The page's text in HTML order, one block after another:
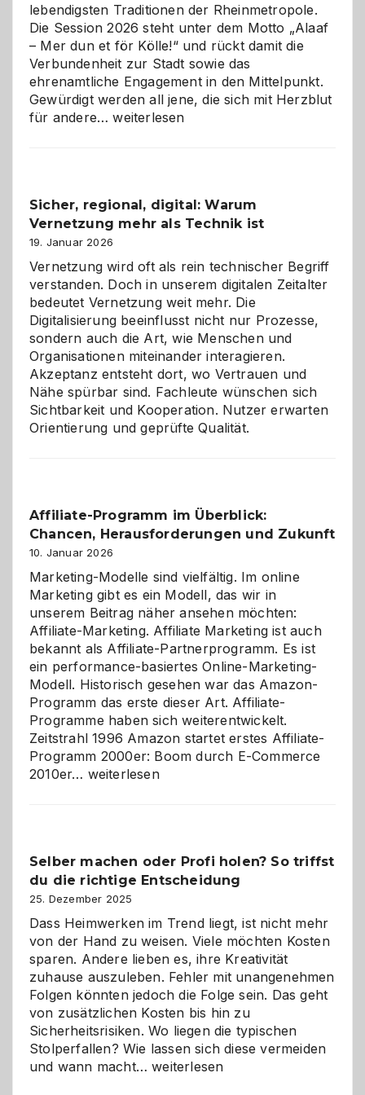
lebendigsten Traditionen der Rheinmetropole.
Die Session 2026 steht unter dem Motto „Alaaf
– Mer dun et för Kölle!“ und rückt damit die
Verbundenheit zur Stadt sowie das
ehrenamtliche Engagement in den Mittelpunkt.
Gewürdigt werden all jene, die sich mit Herzblut
für andere…Kölner
ein
dreifaches
Alaaf!
weiterlesen
Sicher, regional, digital: Warum
Vernetzung mehr als Technik ist
19. Januar 2026
Vernetzung wird oft als rein technischer Begriff
verstanden. Doch in unserem digitalen Zeitalter
bedeutet Vernetzung weit mehr. Die
Digitalisierung beeinflusst nicht nur Prozesse,
sondern auch die Art, wie Menschen und
Organisationen miteinander interagieren.
Akzeptanz entsteht dort, wo Vertrauen und
Nähe spürbar sind. Fachleute wünschen sich
Sichtbarkeit und Kooperation. Nutzer erwarten
Orientierung und geprüfte Qualität.
Affiliate-Programm im Überblick:
Chancen, Herausforderungen und Zukunft
10. Januar 2026
Marketing-Modelle sind vielfältig. Im online
Marketing gibt es ein Modell, das wir in
unserem Beitrag näher ansehen möchten:
Affiliate-Marketing. Affiliate Marketing ist auch
bekannt als Affiliate-Partnerprogramm. Es ist
ein performance-basiertes Online-Marketing-
Modell. Historisch gesehen war das Amazon-
Programm das erste dieser Art. Affiliate-
Programme haben sich weiterentwickelt.
Zeitstrahl 1996 Amazon startet erstes Affiliate-
Programm 2000er: Boom durch E-Commerce
2010er… Affiliate-
Herausforderungen
und
Zukunft
weiterlesen
Selber machen oder Profi holen? So triffst
du die richtige Entscheidung
25. Dezember 2025
Dass Heimwerken im Trend liegt, ist nicht mehr
von der Hand zu weisen. Viele möchten Kosten
sparen. Andere lieben es, ihre Kreativität
zuhause auszuleben. Fehler mit unangenehmen
Folgen könnten jedoch die Folge sein. Das geht
von zusätzlichen Kosten bis hin zu
Sicherheitsrisiken. Wo liegen die typischen
Stolperfallen? Wie lassen sich diese vermeiden
und wann macht…Selber
weiterlesen